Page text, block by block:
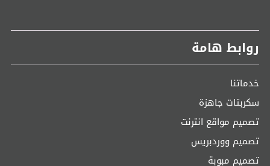
روابط هامة
خدماتنا
سكربتات جاهزة
تصميم مواقع انترنت
تصميم ووردبريس
تصميم مبوبة